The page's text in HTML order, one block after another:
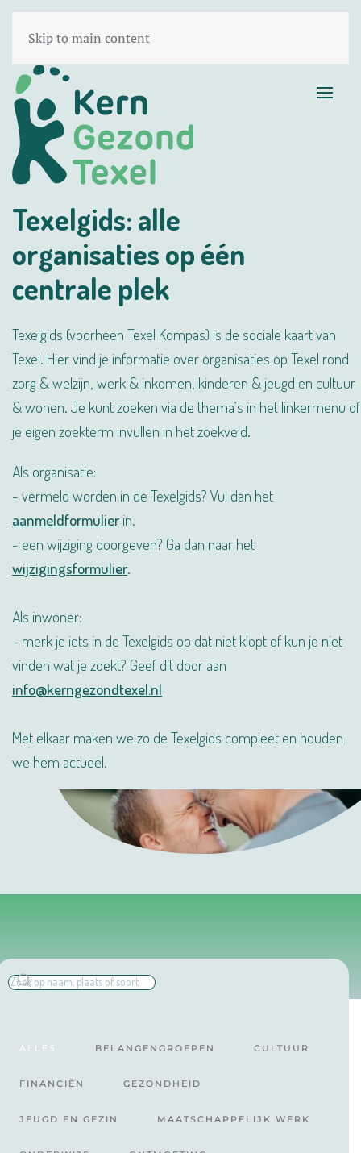
Skip to main content
Texelgids: alle
organisaties op één
centrale plek
Texelgids (voorheen Texel Kompas) is de sociale kaart van
Texel. Hier vind je informatie over organisaties op Texel rond
zorg & welzijn, werk & inkomen, kinderen & jeugd en cultuur
& wonen. Je kunt zoeken via de thema’s in het linkermenu of
je eigen zoekterm invullen in het zoekveld.
Als organisatie:
- vermeld worden in de Texelgids? Vul dan het
aanmeldformulierin.
- een wijziging doorgeven? Ga dan naar het
wijzigingsformulier.
Als inwoner:
- merk je iets in de Texelgids op dat niet klopt of kun je niet
vinden wat je zoekt? Geef dit door aan
info@kerngezondtexel.nl
Met elkaar maken we zo de Texelgids compleet en houden
we hem actueel.
ALLES BELANGENGROEPEN CULTUUR
FINANCIËN GEZONDHEID
JEUGD EN GEZIN MAATSCHAPPELIJK WERK